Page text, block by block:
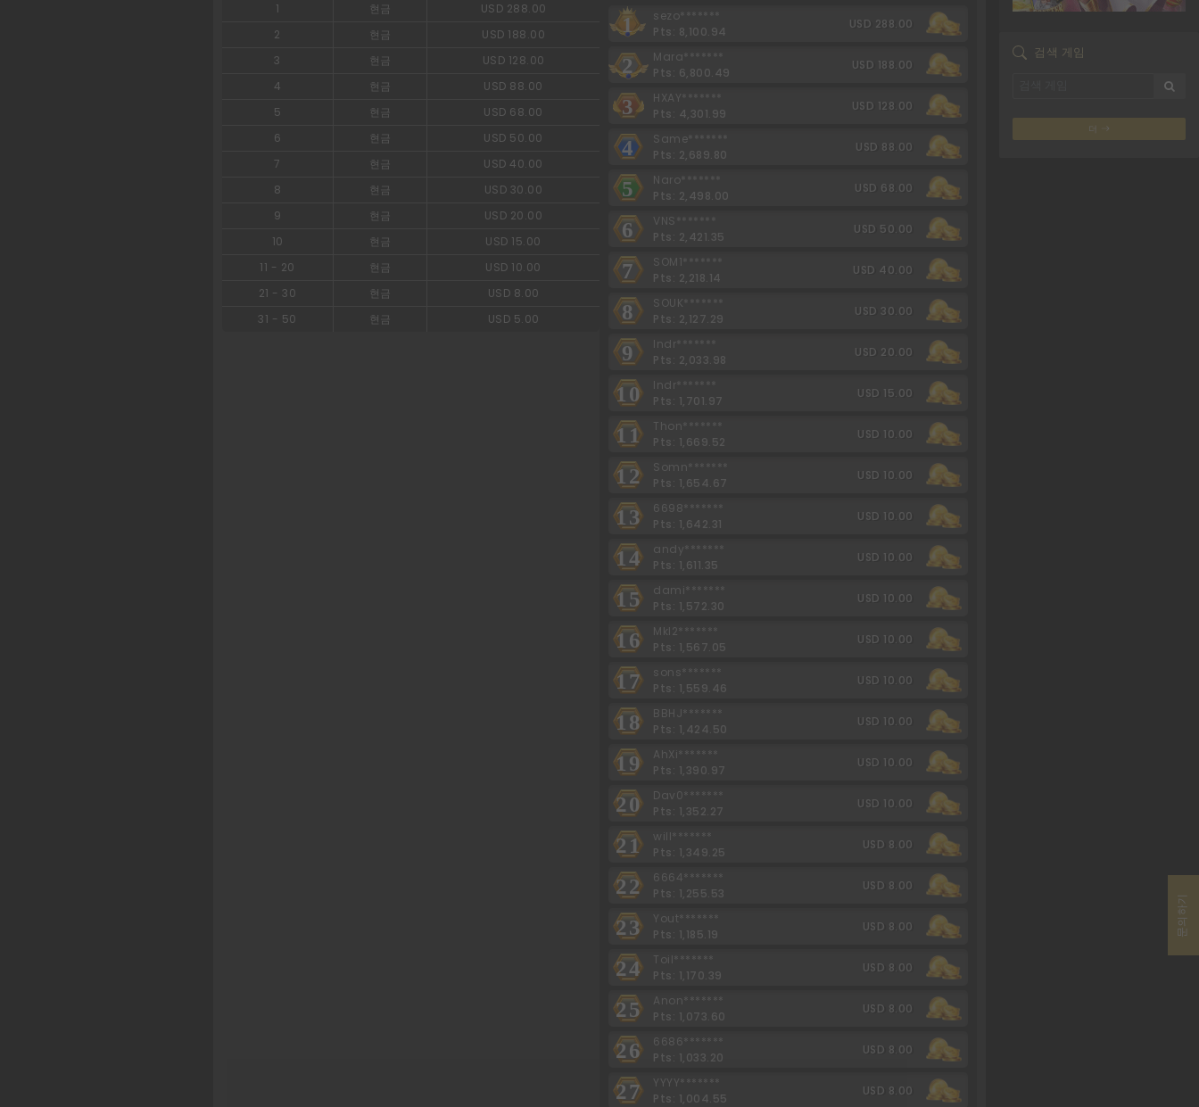
1
현금
USD 288.00
2
현금
USD 188.00
3
현금
USD 128.00
4
현금
USD 88.00
5
현금
USD 68.00
6
현금
USD 50.00
7
현금
USD 40.00
8
현금
USD 30.00
9
현금
USD 20.00
10
현금
USD 15.00
11 - 20 현금
USD 10.00
21 - 30 현금
USD 8.00
31 - 50 현금 USD 5.00
1
sezo*******
Pts: 8,100.94
USD 288.00
2
Mara*******
Pts: 6,800.49
USD 188.00
3
HXAY*******
Pts: 4,301.99
USD 128.00
4
Same*******
Pts: 2,689.80
USD 88.00
5
Naro*******
Pts: 2,498.00
USD 68.00
6
VNS*******
Pts: 2,421.35
USD 50.00
7
SOM1*******
Pts: 2,218.14
USD 40.00
8
SOUK*******
Pts: 2,127.29
USD 30.00
9
Indr*******
Pts: 2,033.98
USD 20.00
10
Indr*******
Pts: 1,701.97
USD 15.00
11
Thon*******
Pts: 1,669.52
USD 10.00
12
Somn*******
Pts: 1,654.67
USD 10.00
13
6698*******
Pts: 1,642.31
USD 10.00
14
andy*******
Pts: 1,611.35
USD 10.00
15
dami*******
Pts: 1,572.30
USD 10.00
16
Mkl2*******
Pts: 1,567.05
USD 10.00
17
sons*******
Pts: 1,559.46
USD 10.00
18
BBHJ*******
Pts: 1,424.50
USD 10.00
19
AhXi*******
Pts: 1,390.97
USD 10.00
20
Dav0*******
Pts: 1,352.27
USD 10.00
21
will*******
Pts: 1,349.25
USD 8.00
22
6664*******
Pts: 1,255.53
USD 8.00
23
Yout*******
Pts: 1,185.19
USD 8.00
24
Toil*******
Pts: 1,170.39
USD 8.00
25
Anon*******
Pts: 1,073.60
USD 8.00
26
6686*******
Pts: 1,033.20
USD 8.00
27
YYYY*******
Pts: 1,004.55
USD 8.00
검색 게임
더
문의하기